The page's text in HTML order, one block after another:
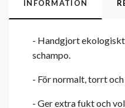
INFORMATION
- Handgjort
schampo.
- För normalt, torrt
- Ger extra fukt och